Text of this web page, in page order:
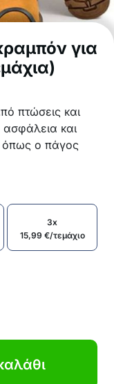
για
πτώσεις και
και
όπως ο πάγος
πάγο και χιόνι
πάγο και χιόνι
περπάτημα
3x
15,99 €/τεμάχιο